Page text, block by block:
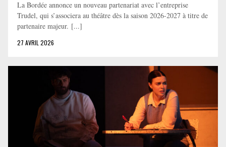
La Bordée annonce un nouveau partenariat avec l’entreprise
Trudel, qui s’associera au théâtre dès la saison 2026-2027 à titre de
partenaire majeur. [...]
27 AVRIL 2026